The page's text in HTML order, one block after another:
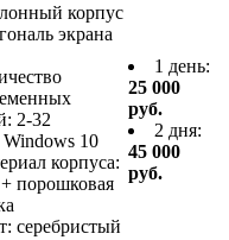
корпус
экрана
2-32
10
корпуса:
порошковая
серебристый
1 день:
25 000
руб.
2 дня:
45 000
руб.